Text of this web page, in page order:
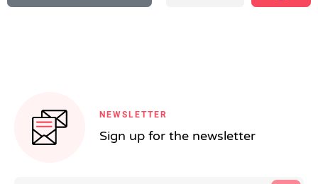
NEWSLETTER
Sign up for the newsletter